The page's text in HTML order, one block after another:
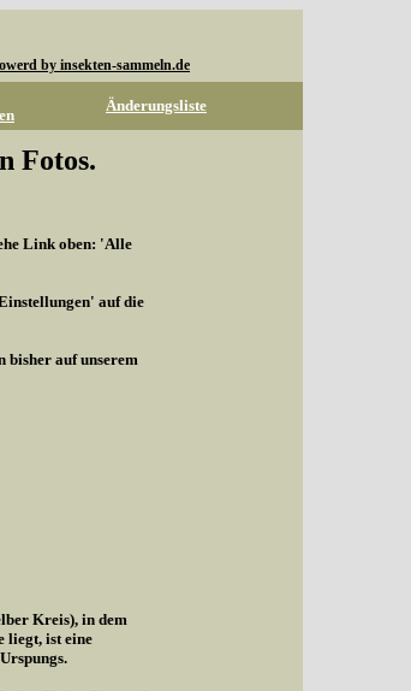
by insekten-sammeln.de
Änderungsliste
Fotos.
Link oben: 'Alle
auf die
bisher auf unserem
Kreis), in dem
liegt, ist eine